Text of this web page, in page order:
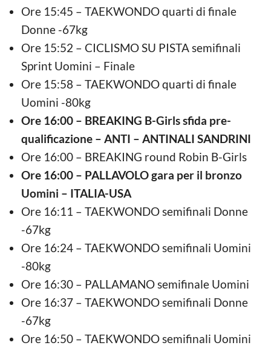
Ore 15:45 – TAEKWONDO quarti di finale
Donne -67kg
Ore 15:52 – CICLISMO SU PISTA semifinali
Sprint Uomini – Finale
Ore 15:58 – TAEKWONDO quarti di finale
Uomini -80kg
Ore 16:00 – BREAKING B-Girls sfida pre-
qualificazione – ANTI – ANTINALI SANDRINI
Ore 16:00 – BREAKING round Robin B-Girls
Ore 16:00 – PALLAVOLO gara per il bronzo
Uomini – ITALIA-USA
Ore 16:11 – TAEKWONDO semifinali Donne
-67kg
Ore 16:24 – TAEKWONDO semifinali Uomini
-80kg
Ore 16:30 – PALLAMANO semifinale Uomini
Ore 16:37 – TAEKWONDO semifinali Donne
-67kg
Ore 16:50 – TAEKWONDO semifinali Uomini